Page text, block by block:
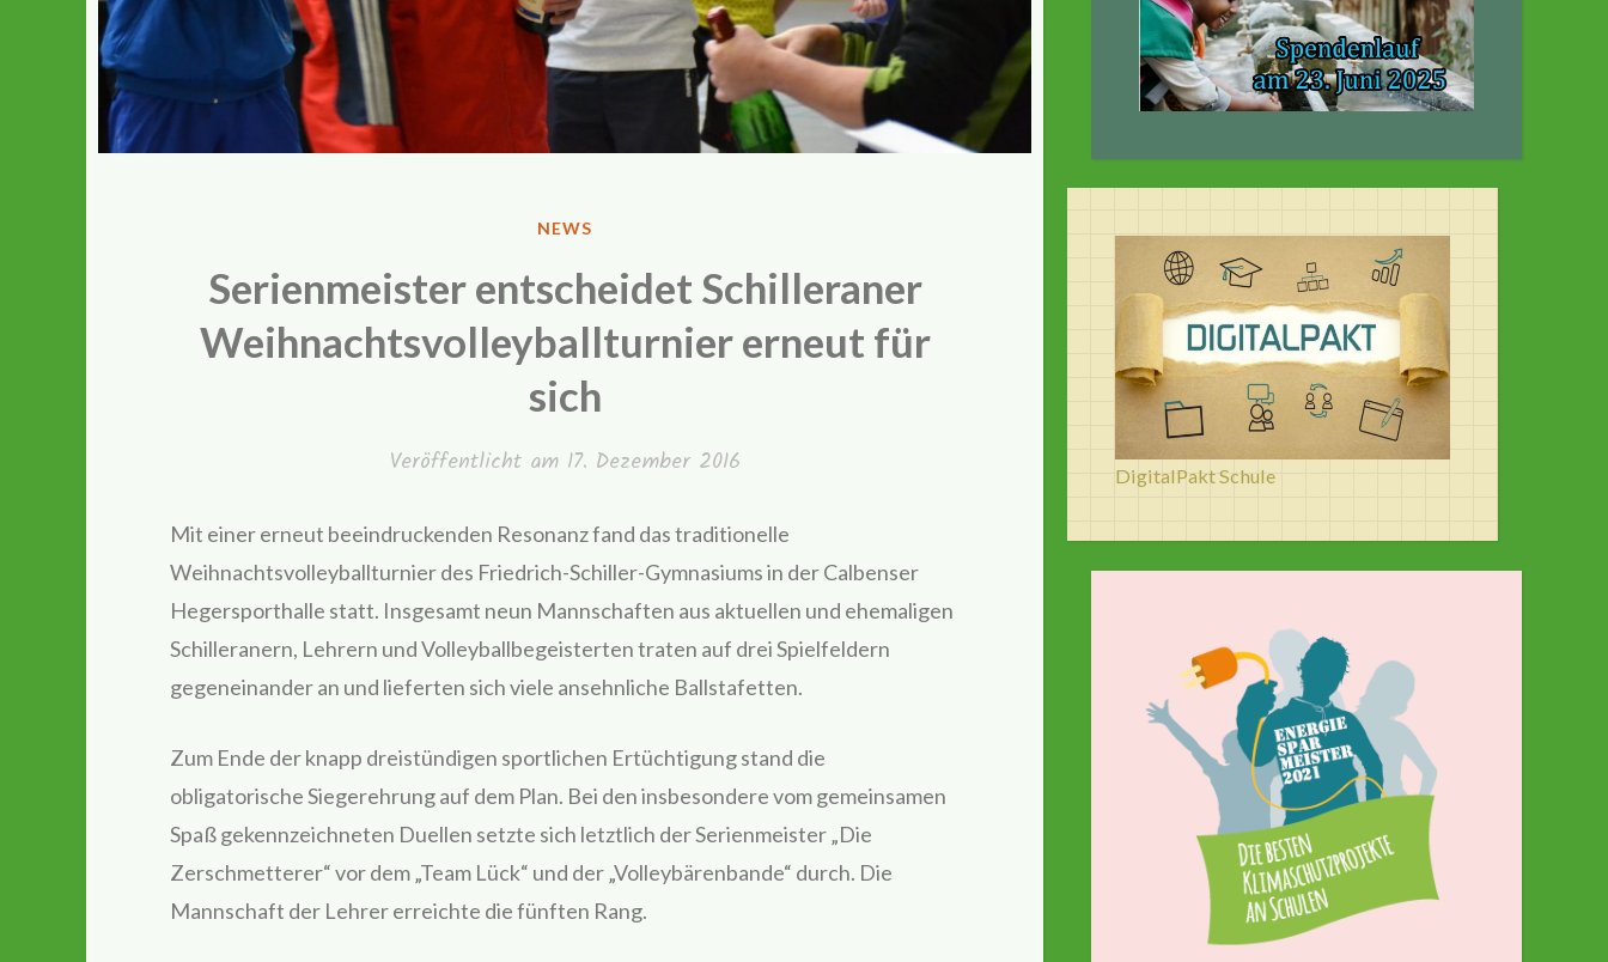
VERÖFFENTLICHT
NEWS
Serienmeister entscheidet Schilleraner
Weihnachtsvolleyballturnier erneut für
sich
Veröffentlicht am 17. Dezember 2016
Mit einer erneut beeindruckenden Resonanz fand das traditionelle
Weihnachtsvolleyballturnier des Friedrich-Schiller-Gymnasiums in der Calbenser
Hegersporthalle statt. Insgesamt neun Mannschaften aus aktuellen und ehemaligen
Schilleranern, Lehrern und Volleyballbegeisterten traten auf drei Spielfeldern
gegeneinander an und lieferten sich viele ansehnliche Ballstafetten.
Zum Ende der knapp dreistündigen sportlichen Ertüchtigung stand die
obligatorische Siegerehrung auf dem Plan. Bei den insbesondere vom gemeinsamen
Spaß gekennzeichneten Duellen setzte sich letztlich der Serienmeister „Die
Zerschmetterer“ vor dem „Team Lück“ und der „Volleybärenbande“ durch. Die
Mannschaft der Lehrer erreichte die fünften Rang.
DigitalPakt Schule